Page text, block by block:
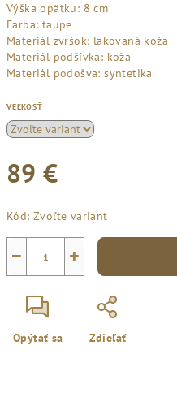
Výška opätku: 8 cm
Farba: taupe
Materiál zvršok: lakovaná koža
Materiál podšívka: koža
Materiál podošva: syntetika
VEĽKOSŤ
89 €
cena:
Kód: Zvoľte variant
+
−
Opýtať sa Zdieľať